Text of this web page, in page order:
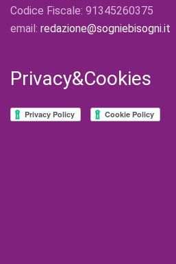
Codice Fiscale: 91345260375
email: redazione@sogniebisogni.it
Privacy&Cookies